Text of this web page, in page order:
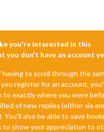
you're interested in this
you don't have an account
to scroll through the
register for an account,
to exactly where you were
of new replies (either via
You'll also be able to save
to show your appreciation to